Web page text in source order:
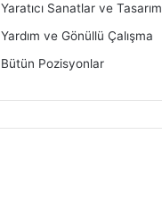
Yaratıcı Sanatlar ve Tasarım
Yardım ve Gönüllü Çalışma
Bütün Pozisyonlar